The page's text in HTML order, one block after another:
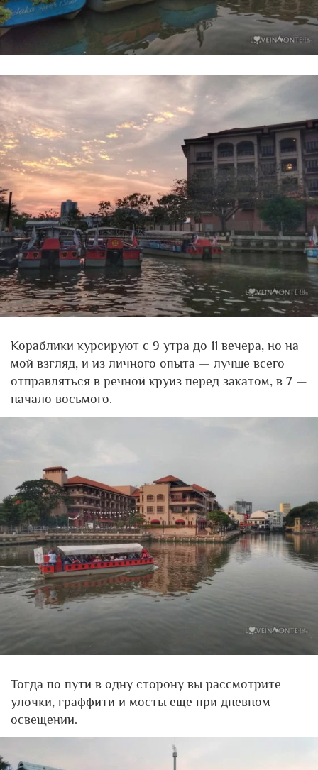
Кораблики курсируют с 9 утра до 11 вечера, но на
мой взгляд, и из личного опыта — лучше всего
отправляться в речной круиз перед закатом, в 7 —
начало восьмого.
Тогда по пути в одну сторону вы рассмотрите
улочки, граффити и мосты еще при дневном
освещении.